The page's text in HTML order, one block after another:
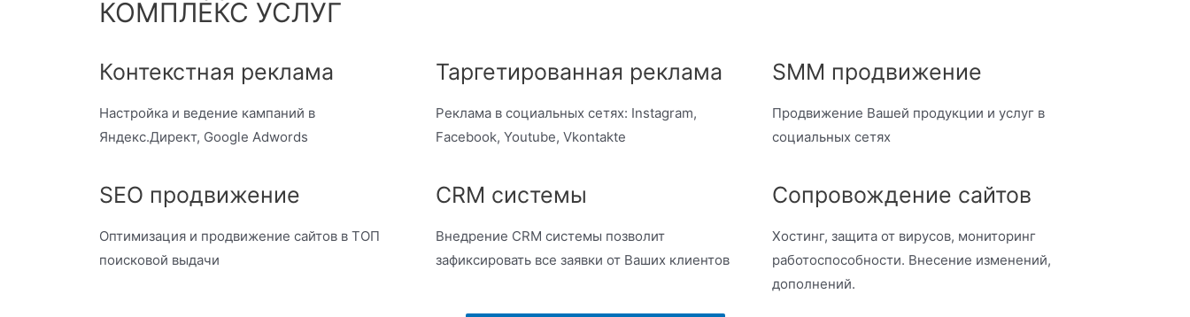
КОМПЛЕКС УСЛУГ
Контекстная реклама
Настройка и ведение кампаний в
Яндекс.Директ, Google Adwords
Таргетированная реклама
Реклама в социальных сетях: Instagram,
Facebook, Youtube, Vkontakte
SMM продвижение
Продвижение Вашей продукции и услуг в
социальных сетях
SEO продвижение
Оптимизация и продвижение сайтов в ТОП
поисковой выдачи
CRM системы
Внедрение CRM системы позволит
зафиксировать все заявки от Ваших клиентов
Сопровождение сайтов
Хостинг, защита от вирусов, мониторинг
работоспособности. Внесение изменений,
дополнений.